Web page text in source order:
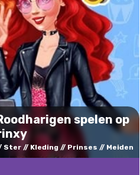
spelen op
Ster Kleding Prinses Meiden